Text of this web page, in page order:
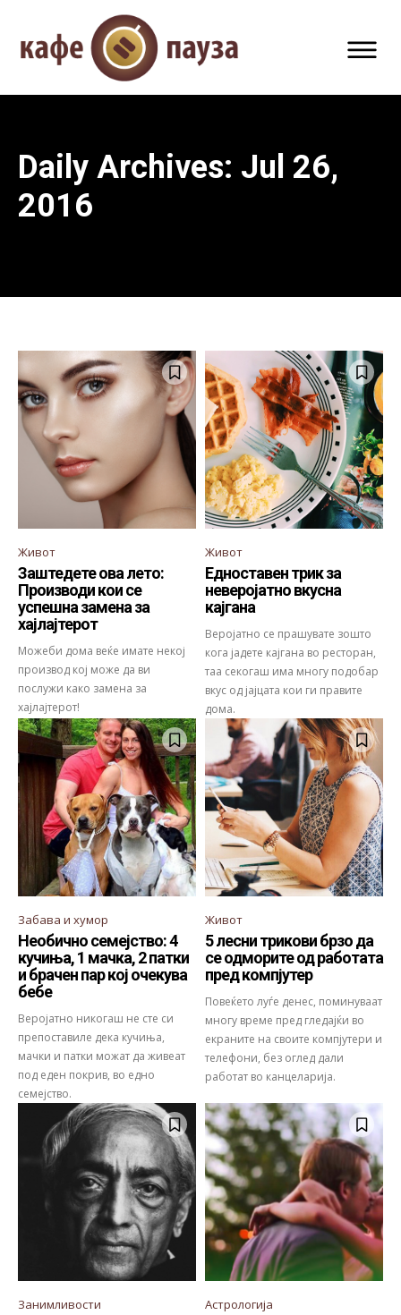
Daily Archives: Jul 26,
2016
Живот
Заштедете ова лето:
Производи кои се
успешна замена за
хајлајтерот
Можеби дома веќе имате некој
производ кој може да ви
послужи како замена за
хајлајтерот!
Живот
Едноставен трик за
неверојатно вкусна
кајгана
Веројатно се прашувате зошто
кога јадете кајгана во ресторан,
таа секогаш има многу подобар
вкус од јајцата кои ги правите
дома.
Забава и хумор
Необично семејство: 4
кучиња, 1 мачка, 2 патки
и брачен пар кој очекува
бебе
Веројатно никогаш не сте си
препоставиле дека кучиња,
мачки и патки можат да живеат
под еден покрив, во едно
семејство.
Живот
5 лесни трикови брзо да
се одморите од работата
пред компјутер
Повеќето луѓе денес, поминуваат
многу време пред гледајќи во
екраните на своите компјутери и
телефони, без оглед дали
работат во канцеларија.
Занимливости Астрологија